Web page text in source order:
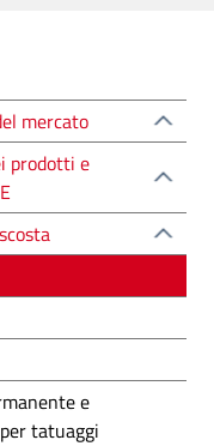
del mercato
mercato
prodotti e
e
tatuaggi